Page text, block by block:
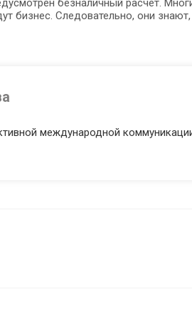
безналичный расчет.
бизнес. Следовательно, они
международной